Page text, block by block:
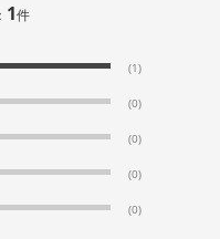
1件
(1)
(0)
(0)
(0)
(0)